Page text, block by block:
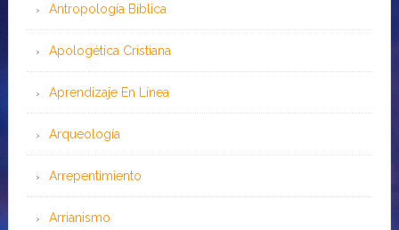
Antropología Bíblica
Apologética Cristiana
Aprendizaje En Línea
Arqueología
Arrepentimiento
Arrianismo